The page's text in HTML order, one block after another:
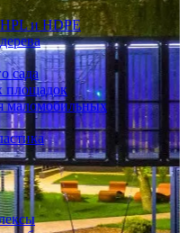
и HDPE
сада
площадок
маломобильных